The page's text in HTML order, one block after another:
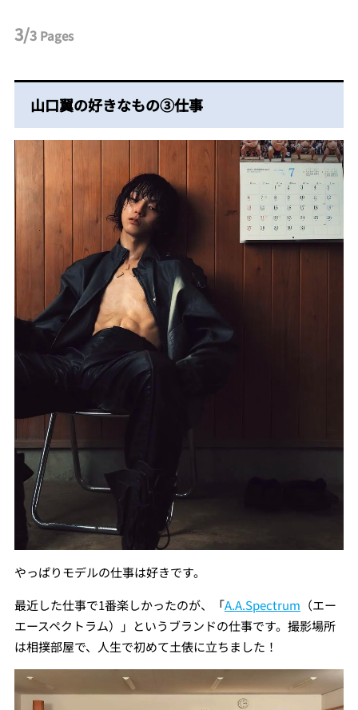
3/3 Pages
山口翼の好きなもの③仕事
やっぱりモデルの仕事は好きです。
最近した仕事で1番楽しかったのが、「A.A.Spectrum （エー
エースペクトラム）」というブランドの仕事です。撮影場所
は相撲部屋で、人生で初めて土俵に立ちました！